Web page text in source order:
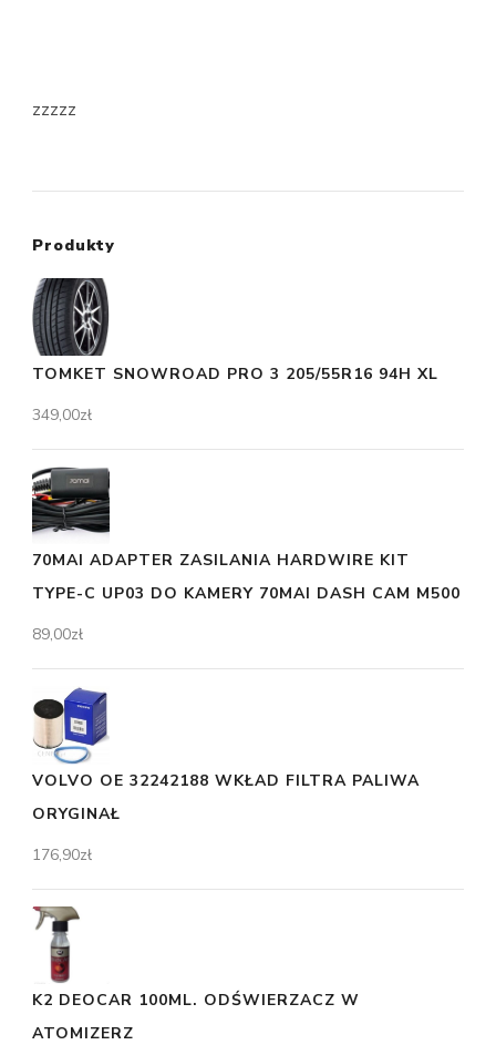
zzzzz
Produkty
TOMKET SNOWROAD PRO 3 205/55R16 94H XL
349,00zł
70MAI ADAPTER ZASILANIA HARDWIRE KIT
TYPE-C UP03 DO KAMERY 70MAI DASH CAM M500
89,00zł
VOLVO OE 32242188 WKŁAD FILTRA PALIWA
ORYGINAŁ
176,90zł
K2 DEOCAR 100ML. ODŚWIERZACZ W
ATOMIZERZ